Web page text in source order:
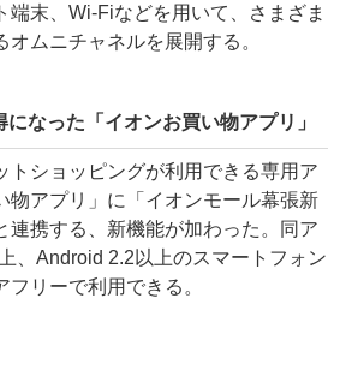
端末、Wi-Fiなどを用いて、さまざま
オムニチャネルを展開する。
なった「イオンお買い物アプリ」
ショッピングが利用できる専用ア
物アプリ」に「イオンモール幕張新
連携する、新機能が加わった。同ア
、Android 2.2以上のスマートフォン
リーで利用できる。